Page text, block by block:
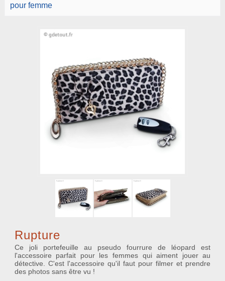
pour femme
Rupture
Ce joli portefeuille au pseudo fourrure de léopard est
l'accessoire parfait pour les femmes qui aiment jouer au
détective. C'est l'accessoire qu'il faut pour filmer et prendre
des photos sans être vu !